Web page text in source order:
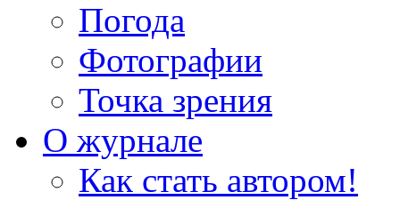
Погода
Фотографии
Точка зрения
О журнале
Как стать автором!